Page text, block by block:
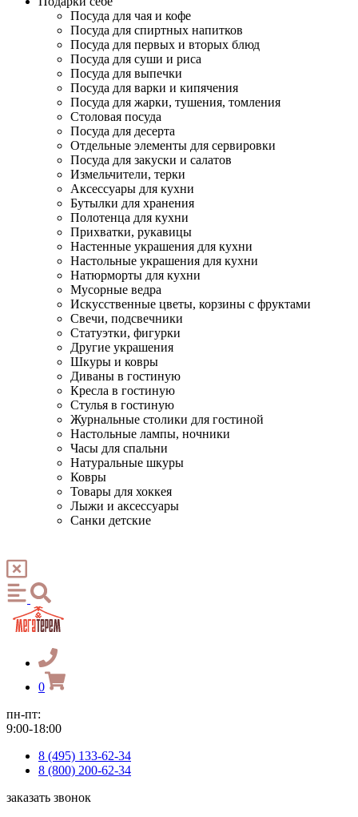
Посуда для чая и кофе
Посуда для спиртных напитков
Посуда для первых и вторых блюд
Посуда для суши и риса
Посуда для выпечки
Посуда для варки и кипячения
Посуда для жарки, тушения, томления
Столовая посуда
Посуда для десерта
Отдельные элементы для сервировки
Посуда для закуски и салатов
Измельчители, терки
Аксессуары для кухни
Бутылки для хранения
Полотенца для кухни
Прихватки, рукавицы
Настенные украшения для кухни
Настольные украшения для кухни
Натюрморты для кухни
Мусорные ведра
Искусственные цветы, корзины с фруктами
Свечи, подсвечники
Статуэтки, фигурки
Другие украшения
Шкуры и ковры
Диваны в гостиную
Кресла в гостиную
Стулья в гостиную
Журнальные столики для гостиной
Настольные лампы, ночники
Часы для спальни
Натуральные шкуры
Ковры
Товары для хоккея
Лыжи и аксессуары
Санки детские
0
пн-пт:
9:00-18:00
8 (495) 133-62-34
8 (800) 200-62-34
заказать звонок